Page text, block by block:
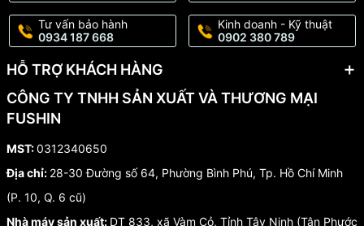
Tư vấn bảo hành
0934 187 668
Kinh doanh - Kỹ thuật
0902 380 789
HỖ TRỢ KHÁCH HÀNG
CÔNG TY TNHH SẢN XUẤT VÀ THƯƠNG MẠI
FUSHIN
MST:0312340650
Địa chỉ: 28-30 Đường số 64, Phường Bình Phú, Tp. Hồ Chí Minh
(P. 10, Q. 6 cũ)
Nhà máy sản xuất: DT 833, xã Vàm Cỏ, Tỉnh Tây Ninh (Tân Phước